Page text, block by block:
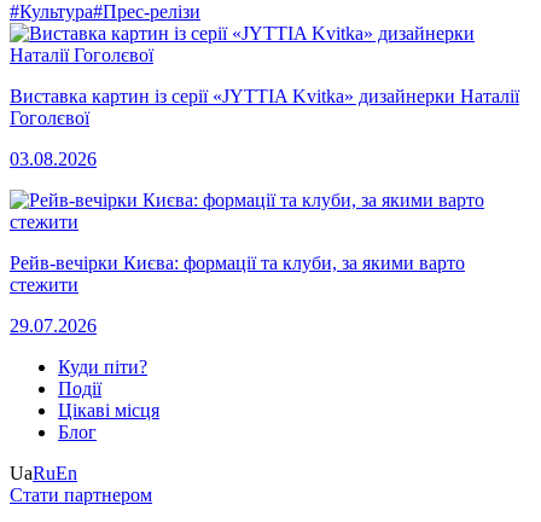
#Культура#Прес-релізи
Виставка картин із серії «JYTTIA Kvitka» дизайнерки Наталії
Гоголєвої
03.08.2026
Рейв-вечірки Києва: формації та клуби, за якими варто
стежити
29.07.2026
Куди піти?
Події
Цікаві місця
Блог
UaRuEn
Стати партнером